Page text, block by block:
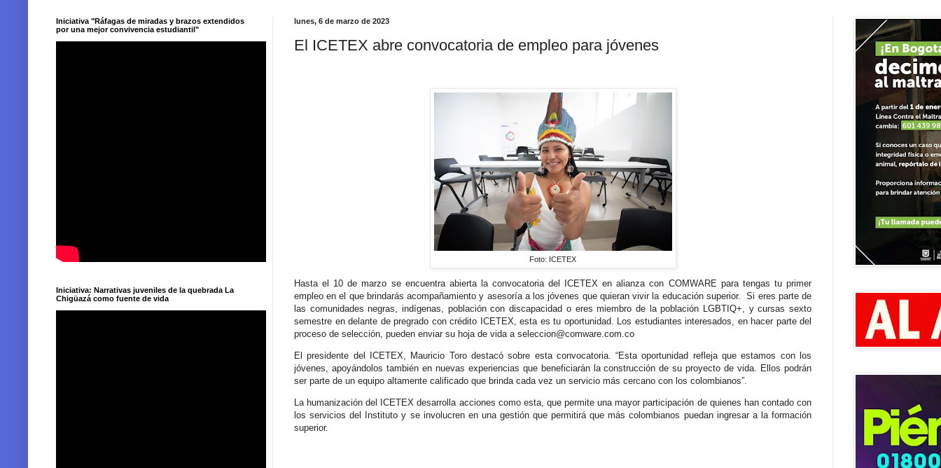
lunes, 6 de marzo de 2023
El ICETEX abre convocatoria de empleo para jóvenes
Foto: ICETEX
Hasta el 10 de marzo se encuentra abierta la convocatoria del ICETEX en alianza con COMWARE para tengas tu primer
empleo en el que brindarás acompañamiento y asesoría a los jóvenes que quieran vivir la educación superior.
Si eres parte de
las comunidades negras, indígenas, población con discapacidad o eres miembro de la población LGBTIQ+, y cursas sexto
semestre en delante de pregrado con crédito ICETEX, esta es tu oportunidad. Los estudiantes interesados, en hacer parte del
proceso de selección, pueden enviar su hoja de vida a seleccion@comware.com.co
El presidente del ICETEX, Mauricio Toro destacó sobre esta convocatoria. “Esta oportunidad refleja que estamos con los
jóvenes, apoyándolos también en nuevas experiencias que beneficiarán la construcción de su proyecto de vida. Ellos podrán
ser parte de un equipo altamente calificado que brinda cada vez un servicio más cercano con los colombianos”.
La humanización del ICETEX desarrolla acciones como esta, que permite una mayor participación de quienes han contado con
los servicios del Instituto y se involucren en una gestión que permitirá que más colombianos puedan ingresar a la formación
superior.
Iniciativa "Ráfagas de miradas y brazos extendidos
por una mejor convivencia estudiantil"
Iniciativa: Narrativas juveniles de la quebrada La
Chigüazá como fuente de vida